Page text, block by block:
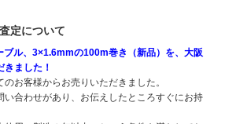
定について
ブル、3×1.6mmの100m巻き（新品）を、大阪
ました！
お客様からお売りいただきました。
い合わせがあり、お伝えしたところすぐにお持